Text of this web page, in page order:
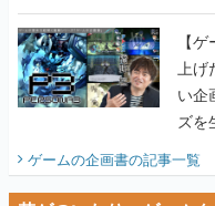
画書
【
上
い企
ズを
ゲームの企画書の記事一覧